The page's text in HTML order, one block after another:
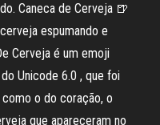
Caneca de Cerveja 🍺
espumando e
Cerveja é um emoji
Unicode 6.0 , que foi
o do coração, o
que apareceram no